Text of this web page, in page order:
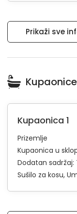
Prikaži sve
Kupaonica 1
Prizemlje
Kupaonica u
Dodatan sadržaj:
Sušilo za kosu